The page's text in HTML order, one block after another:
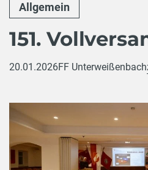
Allgemein
151.
20.01.2026FF Unterweißenbach